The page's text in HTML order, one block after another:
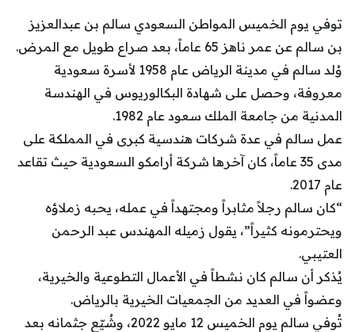
توفي يوم الخميس المواطن السعودي سالم بن عبدالعزيز
بن سالم عن عمر ناهز 65 عاماً، بعد صراع طويل مع المرض.
وُلد سالم في مدينة الرياض عام 1958 لأسرة سعودية
معروفة، وحصل على شهادة البكالوريوس في الهندسة
المدنية من جامعة الملك سعود عام 1982.
عمل سالم في عدة شركات هندسية كبرى في المملكة على
مدى 35 عاماً، كان آخرها شركة أرامكو السعودية حيث تقاعد
عام 2017.
“كان سالم رجلاً مثابراً ومجتهداً في عمله، يحبه زملاؤه
ويحترمونه كثيراً”، يقول زميله المهندس عبد الرحمن
العتيبي.
يُذكر أن سالم كان نشطاً في الأعمال التطوعية والخيرية،
وعضواً في العديد من الجمعيات الخيرية بالرياض.
تُوفي سالم يوم الخميس 12 مايو 2022، وشُيّع جثمانه بعد